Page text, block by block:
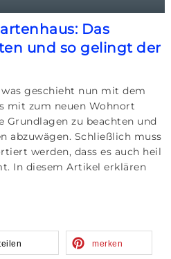
Das
und so gelingt der
geschieht nun mit dem
mit zum neuen Wohnort
Grundlagen zu beachten und
abzuwägen. Schließlich muss
werden, dass es auch heil
In diesem Artikel erklären
merken